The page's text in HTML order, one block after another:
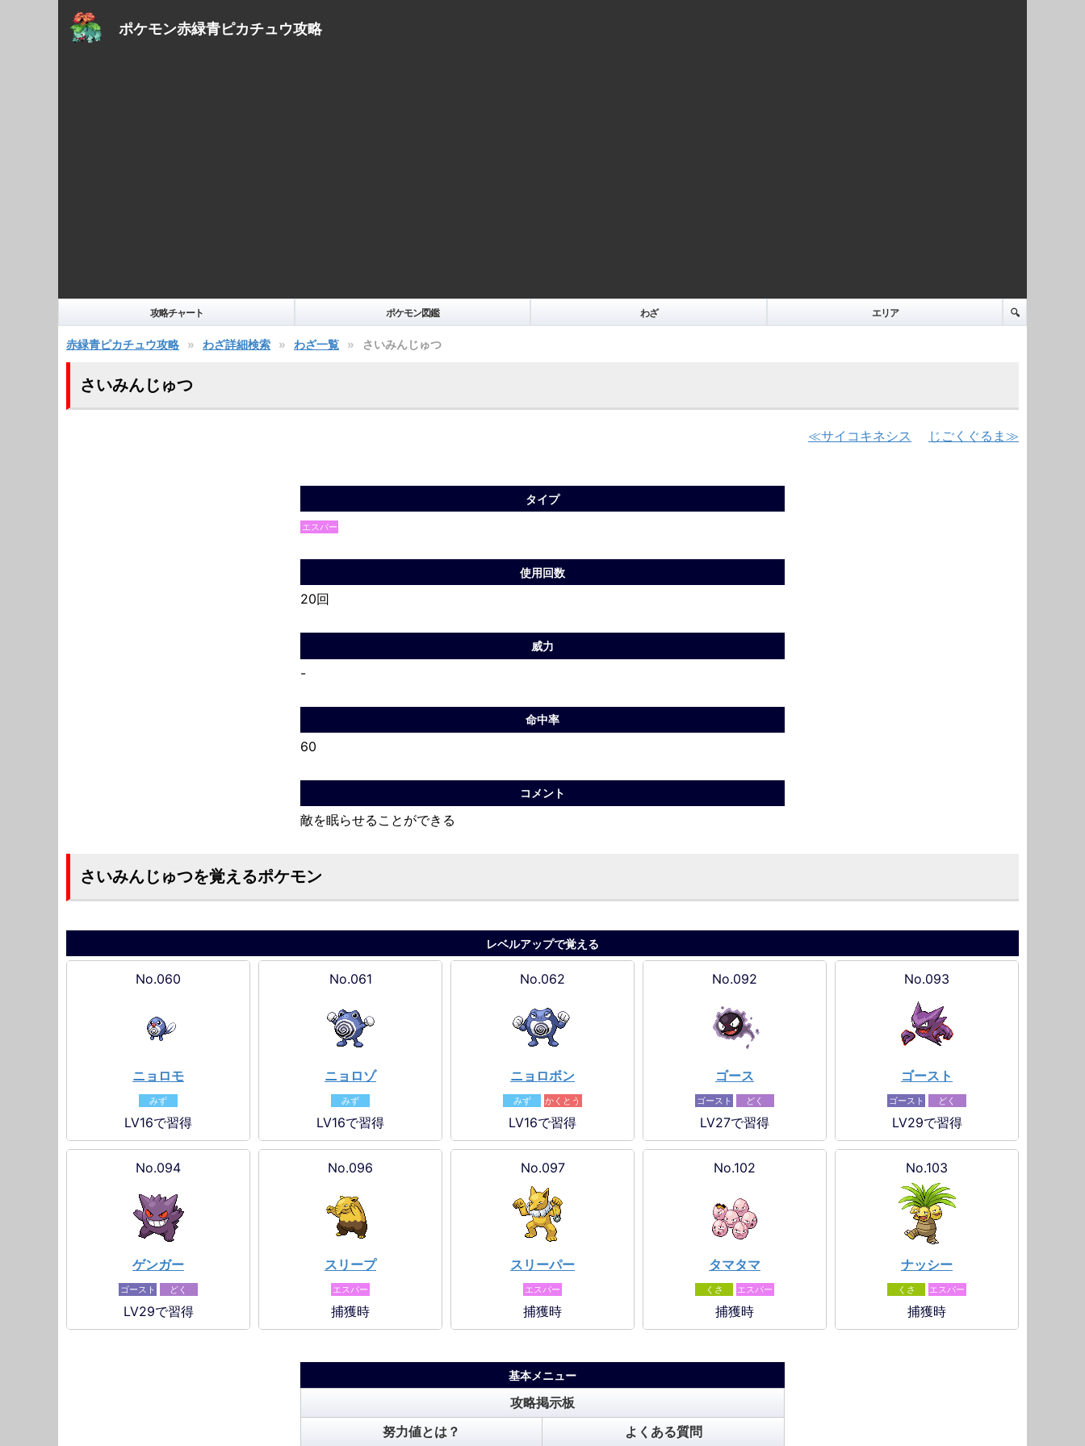
ポケモン赤緑青ピカチュウ攻略
攻略チャート ポケモン図鑑 わざ エリア 🔍️
赤緑青ピカチュウ攻略 わざ詳細検索 わざ一覧 さいみんじゅつ
さいみんじゅつ
サイコキネシス じごくぐるま
タイプ
エスパー
使用回数
20回
威力
-
命中率
60
コメント
敵を眠らせることができる
さいみんじゅつを覚えるポケモン
レベルアップで覚える
No.060
ニョロモ
みず
LV16で習得
No.061
ニョロゾ
みず
LV16で習得
No.062
ニョロボン
みず かくとう
LV16で習得
No.092
ゴース
ゴースト どく
LV27で習得
No.093
ゴースト
ゴースト どく
LV29で習得
No.094
ゲンガー
ゴースト どく
LV29で習得
No.096
スリープ
エスパー
捕獲時
No.097
スリーパー
エスパー
捕獲時
No.102
タマタマ
くさ エスパー
捕獲時
No.103
ナッシー
くさ エスパー
捕獲時
基本メニュー
攻略掲示板
努力値とは？
よくある質問